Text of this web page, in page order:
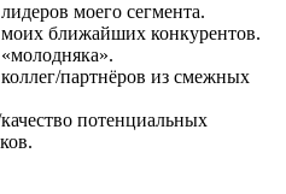
моего сегмента.
ближайших конкурентов.
партнёров из смежных
потенциальных